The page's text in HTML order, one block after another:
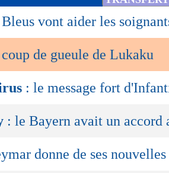
vont aider les
de gueule de Lukaku
: le message fort
: le Bayern avait un accord
donne de ses nouvelles